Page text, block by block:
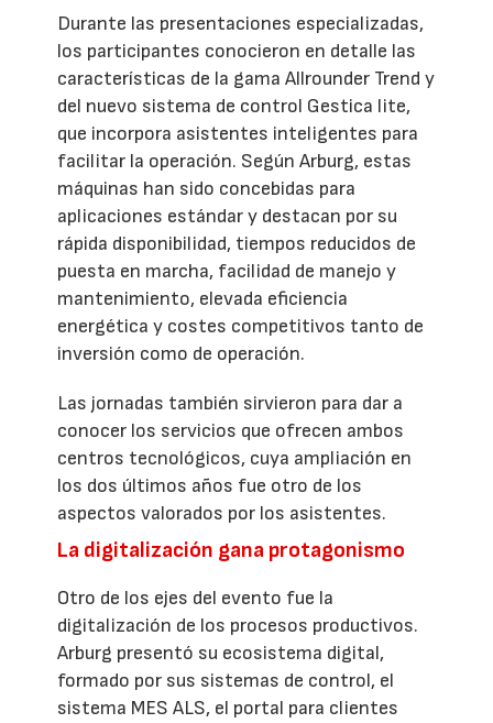
Durante las presentaciones especializadas,
los participantes conocieron en detalle las
características de la gama Allrounder Trend y
del nuevo sistema de control Gestica lite,
que incorpora asistentes inteligentes para
facilitar la operación. Según Arburg, estas
máquinas han sido concebidas para
aplicaciones estándar y destacan por su
rápida disponibilidad, tiempos reducidos de
puesta en marcha, facilidad de manejo y
mantenimiento, elevada eficiencia
energética y costes competitivos tanto de
inversión como de operación.
Las jornadas también sirvieron para dar a
conocer los servicios que ofrecen ambos
centros tecnológicos, cuya ampliación en
los dos últimos años fue otro de los
aspectos valorados por los asistentes.
La digitalización gana protagonismo
Otro de los ejes del evento fue la
digitalización de los procesos productivos.
Arburg presentó su ecosistema digital,
formado por sus sistemas de control, el
sistema MES ALS, el portal para clientes